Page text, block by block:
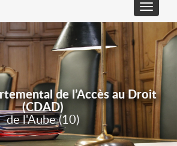
de l’Accès au Droit
(CDAD)
de l'Aube (10)